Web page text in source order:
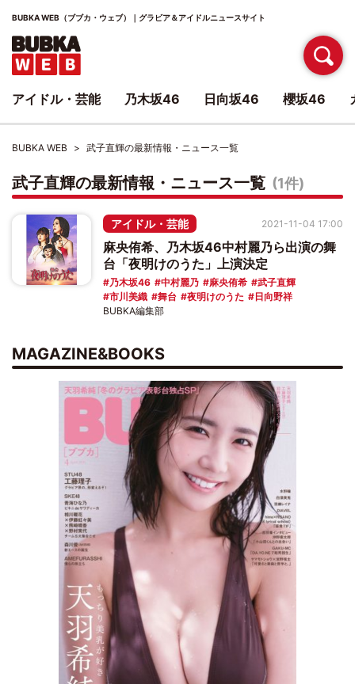
BUBKA WEB（ブブカ・ウェブ）｜グラビア＆アイドルニュースサイト
BUBKA WEB 武子直輝の最新情報・ニュース一覧
武子直輝の最新情報・ニュース一覧 (1件)
アイドル・芸能
麻央侑希、乃木坂46中村麗乃ら出演の舞
台「夜明けのうた」上演決定
乃木坂46 中村麗乃 麻央侑希
武子直輝
市川美織
舞台 夜明けのうた 日向野祥
2021-11-04 17:00
BUBKA編集部
MAGAZINE&BOOKS
アイドル・芸能 乃木坂46 日向坂46 櫻坂46